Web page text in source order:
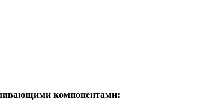
компонентами: